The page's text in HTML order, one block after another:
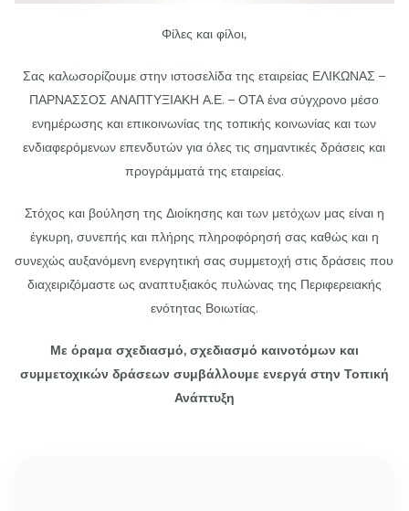
Φίλες και φίλοι,
Σας καλωσορίζουμε στην ιστοσελίδα της εταιρείας ΕΛΙΚΩΝΑΣ –
ΠΑΡΝΑΣΣΟΣ ΑΝΑΠΤΥΞΙΑΚΗ Α.Ε. – ΟΤΑ ένα σύγχρονο μέσο
ενημέρωσης και επικοινωνίας της τοπικής κοινωνίας και των
ενδιαφερόμενων επενδυτών για όλες τις σημαντικές δράσεις και
προγράμματά της εταιρείας.
Στόχος και βούληση της Διοίκησης και των μετόχων μας είναι η
έγκυρη, συνεπής και πλήρης πληροφόρησή σας καθώς και η
συνεχώς αυξανόμενη ενεργητική σας συμμετοχή στις δράσεις που
διαχειριζόμαστε ως αναπτυξιακός πυλώνας της Περιφερειακής
ενότητας Βοιωτίας.
Με όραμα σχεδιασμό, σχεδιασμό καινοτόμων και
συμμετοχικών δράσεων συμβάλλουμε ενεργάστην Τοπική
Ανάπτυξη